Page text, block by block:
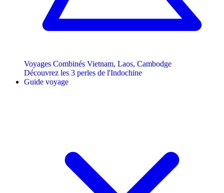
Voyages Combinés Vietnam, Laos, Cambodge
Découvrez les 3 perles de l'Indochine
Guide voyage